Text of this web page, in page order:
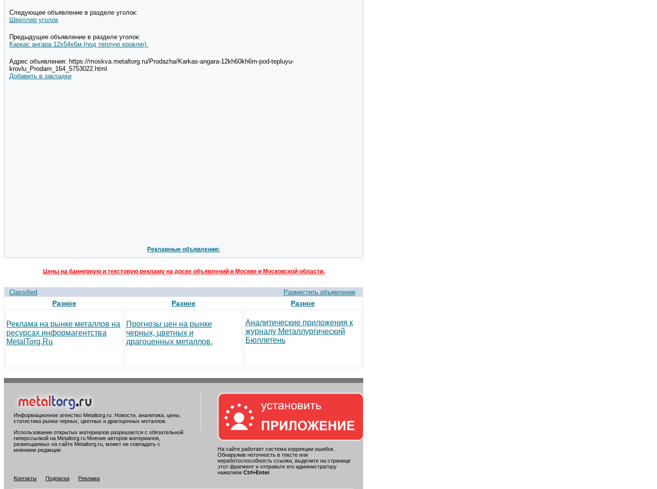
Следующее объявление в разделе уголок:
Швеллер уголок
Предыдущее объявление в разделе уголок:
Каркас ангара 12х54х6м (под теплую кровлю).
Адрес объявления: https://moskva.metaltorg.ru/Prodazha/Karkas-angara-12kh60kh6m-pod-tepluyu-
krovlu_Prodam_164_5753022.html
Добавить в закладки
Рекламные объявления:
Цены на баннерную и текстовую рекламу на доске объявлений в Москве и Московской области.
Classified Разместить объявление
Разное
Реклама на рынке металлов на
ресурсах информагентства
MetalTorg.Ru
Разное
Прогнозы цен на рынке
черных, цветных и
драгоценных металлов.
Разное
Аналитические приложения к
журналу Металлургический
Бюллетень
Информационное агенство Metaltorg.ru. Новости, аналитика, цены,
статистика рынка черных, цветных и драгоценных металлов.
Использование открытых материалов разрешается с обязательной
гиперссылкой на Metaltorg.ru Мнение авторов материалов,
размещаемых на сайте Metaltorg.ru, может не совпадать с
мнением редакции
На сайте работает система коррекции ошибок.
Обнаружив неточность в тексте или
неработоспособность ссылки, выделите на странице
этот фрагмент и отправьте его администратору
нажатием Ctrl+Enter
Контакты
Подписка Реклама